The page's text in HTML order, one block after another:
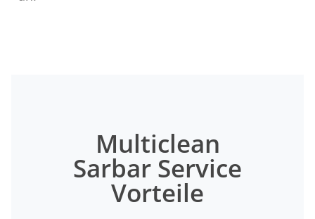
Multiclean
Sarbar Service
Vorteile